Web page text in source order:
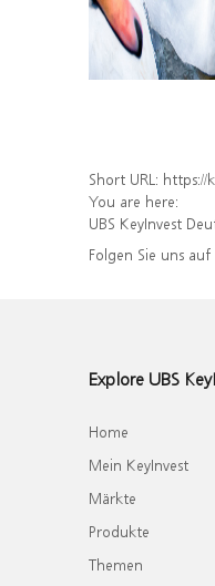
Short URL: https://
You are here:
UBS KeyInvest
Folgen Sie uns auf
Explore UBS
Home
Mein KeyInvest
Märkte
Produkte
Themen